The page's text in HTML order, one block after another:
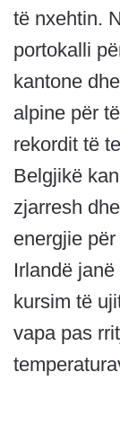
të nxehtin.
portokalli
kantone
alpine për
rekordit të
Belgjikë
zjarresh
energjie
Irlandë
kursim të
vapa pas